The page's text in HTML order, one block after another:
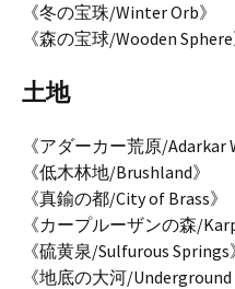
《冬の宝珠/Winter Orb》
《森の宝球/Wooden Sphere
土地
《アダーカー荒原/Adarkar
《低木林地/Brushland》
《真鍮の都/City of Brass》
《カープルーザンの森/
《硫黄泉/Sulfurous Springs
《地底の大河/Underground